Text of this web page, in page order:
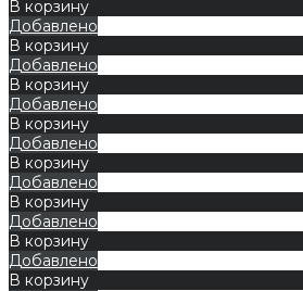
В корзину
Добавлено
В корзину
Добавлено
В корзину
Добавлено
В корзину
Добавлено
В корзину
Добавлено
В корзину
Добавлено
В корзину
Добавлено
В корзину